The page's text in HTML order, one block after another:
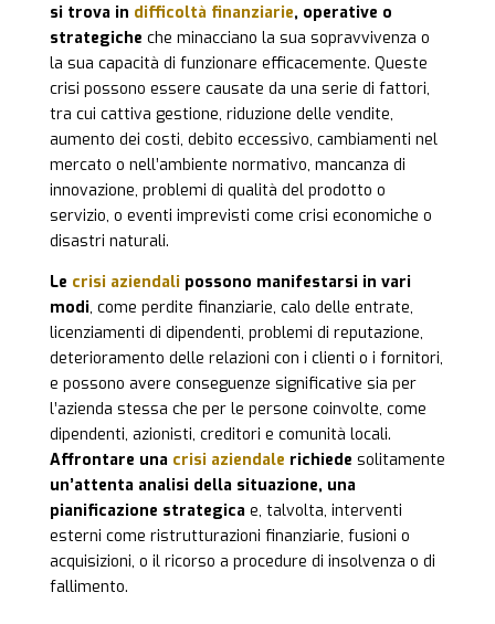
si trova in difficoltà finanziarie, operative o
strategiche che minacciano la sua sopravvivenza o
la sua capacità di funzionare efficacemente. Queste
crisi possono essere causate da una serie di fattori,
tra cui cattiva gestione, riduzione delle vendite,
aumento dei costi, debito eccessivo, cambiamenti nel
mercato o nell’ambiente normativo, mancanza di
innovazione, problemi di qualità del prodotto o
servizio, o eventi imprevisti come crisi economiche o
disastri naturali.
Le crisi aziendali possono manifestarsi in vari
modi, come perdite finanziarie, calo delle entrate,
licenziamenti di dipendenti, problemi di reputazione,
deterioramento delle relazioni con i clienti o i fornitori,
e possono avere conseguenze significative sia per
l’azienda stessa che per le persone coinvolte, come
dipendenti, azionisti, creditori e comunità locali.
Affrontare una crisi aziendale richiede solitamente
un’attenta analisi della situazione, una
pianificazione strategica e, talvolta, interventi
esterni come ristrutturazioni finanziarie, fusioni o
acquisizioni, o il ricorso a procedure di insolvenza o di
fallimento.